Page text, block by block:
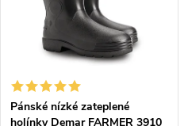
ů
ů
Pánské nízké zateplené
holínky Demar FARMER 3910